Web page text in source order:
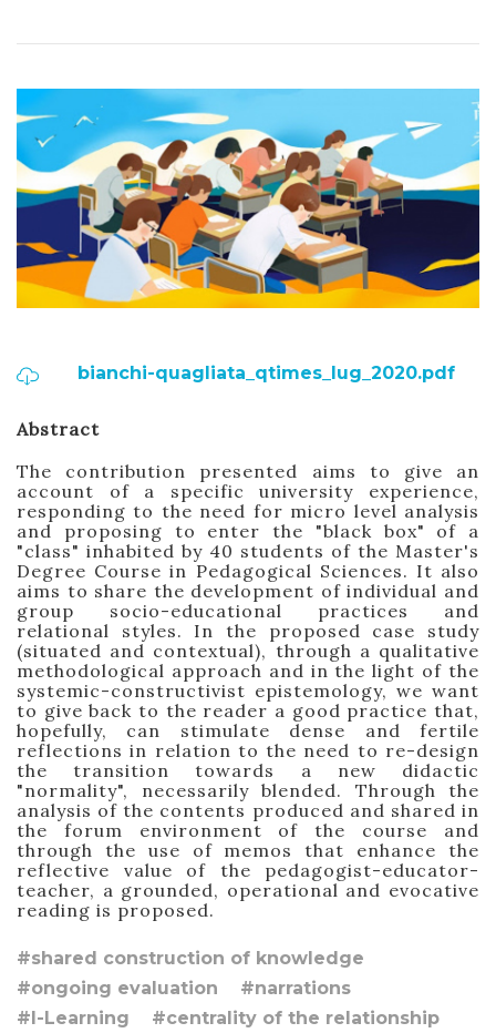
bianchi-quagliata_qtimes_lug_2020.pdf
Abstract
The contribution presented aims to give an
account of a specific university experience,
responding to the need for micro level analysis
and proposing to enter the "black box" of a
"class" inhabited by 40 students of the Master's
Degree Course in Pedagogical Sciences. It also
aims to share the development of individual and
group socio-educational practices and
relational styles. In the proposed case study
(situated and contextual), through a qualitative
methodological approach and in the light of the
systemic-constructivist epistemology, we want
to give back to the reader a good practice that,
hopefully, can stimulate dense and fertile
reflections in relation to the need to re-design
the transition towards a new didactic
"normality", necessarily blended. Through the
analysis of the contents produced and shared in
the forum environment of the course and
through the use of memos that enhance the
reflective value of the pedagogist-educator-
teacher, a grounded, operational and evocative
reading is proposed.
#shared construction of knowledge
#ongoing evaluation
#narrations
#I-Learning
#centrality of the relationship